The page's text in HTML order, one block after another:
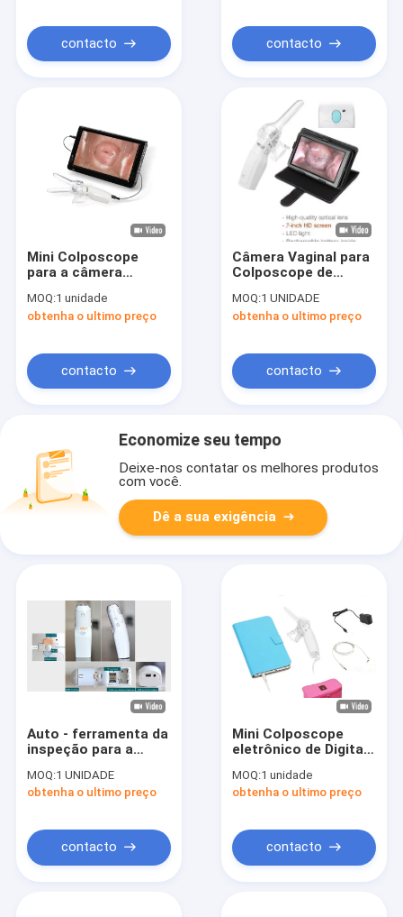
contacto contacto
Mini Colposcope
para a câmera
Examintion
conectada à tevê ou
MOQ:1 unidade
obtenha o ultimo preço
contacto
Câmera Vaginal para
Colposcope de
das mulheres o mini
1,5 distância da
épocas
MOQ:1 UNIDADE
obtenha o ultimo preço
contacto
Economize seu tempo
Deixe-nos contatar os melhores produtos
com você.
Dê a sua exigência
Auto - ferramenta da
inspeção para a
aplicável e o hospital
do Colposcope
do exame cervical
MOQ:1 UNIDADE
obtenha o ultimo preço
contacto
Mini Colposcope
eletrônico de Digitas
MOQ:1 unidade
obtenha o ultimo preço
contacto